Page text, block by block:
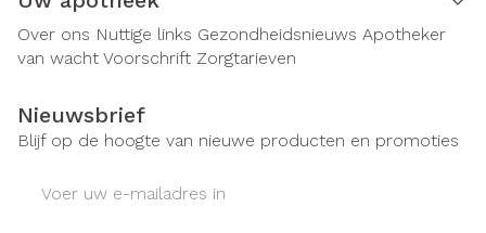
Over ons Nuttige links Gezondheidsnieuws Apotheker
van wacht Voorschrift Zorgtarieven
Nieuwsbrief
Blijf op de hoogte van nieuwe producten en promoties